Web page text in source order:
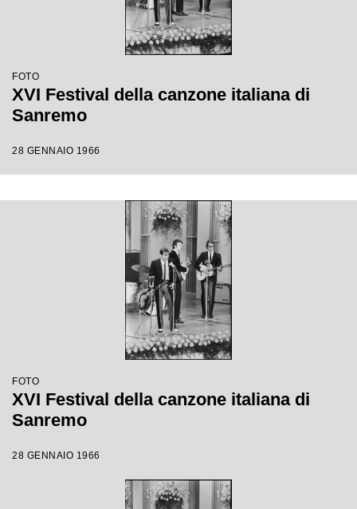
FOTO
XVI Festival della canzone italiana di
Sanremo
28 GENNAIO 1966
FOTO
XVI Festival della canzone italiana di
Sanremo
28 GENNAIO 1966